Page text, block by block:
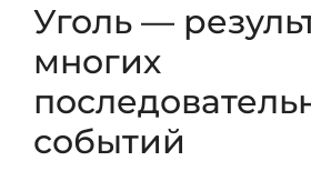
Уголь —
многих
событий